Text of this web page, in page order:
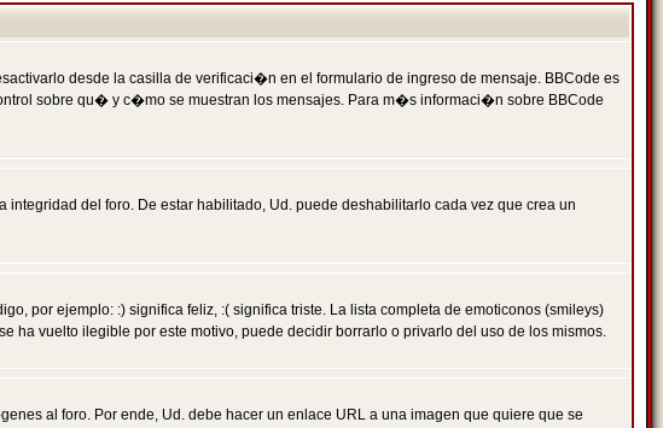
desde la casilla de verificaci�n en el formulario de ingreso de mensaje. BBCode es
sobre qu� y c�mo se muestran los mensajes. Para m�s informaci�n sobre BBCode
del foro. De estar habilitado, Ud. puede deshabilitarlo cada vez que crea un
por ejemplo: :) significa feliz, :( significa triste. La lista completa de emoticonos (smileys)
vuelto ilegible por este motivo, puede decidir borrarlo o privarlo del uso de los mismos.
al foro. Por ende, Ud. debe hacer un enlace URL a una imagen que quiere que se